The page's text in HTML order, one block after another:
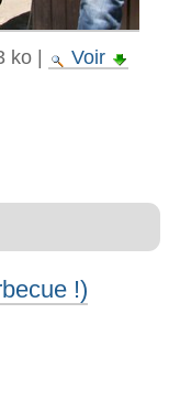
ko|
Voir
!)